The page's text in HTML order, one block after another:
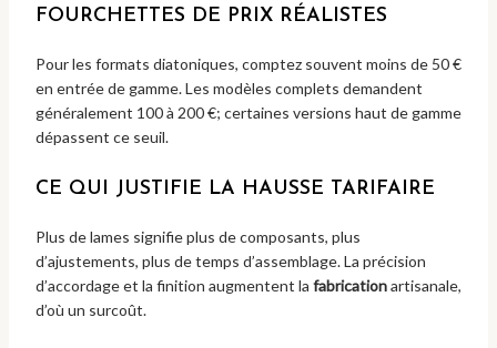
FOURCHETTES DE PRIX RÉALISTES
Pour les formats diatoniques, comptez souvent moins de 50 €
en entrée de gamme. Les modèles complets demandent
généralement 100 à 200 €; certaines versions haut de gamme
dépassent ce seuil.
CE QUI JUSTIFIE LA HAUSSE TARIFAIRE
Plus de lames signifie plus de composants, plus
d’ajustements, plus de temps d’assemblage. La précision
d’accordage et la finition augmentent la fabricationartisanale,
d’où un surcoût.